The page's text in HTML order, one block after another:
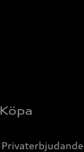
Köpa